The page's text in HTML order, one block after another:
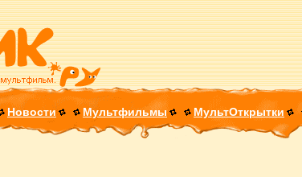
Новости Мультфильмы МультОткрытки